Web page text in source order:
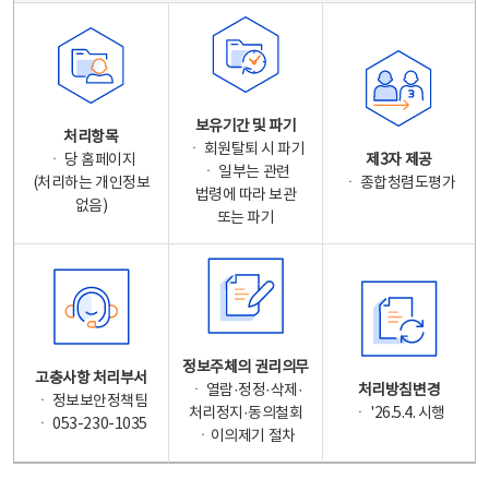
처리항목
ㆍ 당 홈페이지
(처리하는 개인정보
없음)
보유기간 및 파기
ㆍ 회원탈퇴 시 파기
ㆍ 일부는 관련
법령에 따라 보관
또는 파기
제3자 제공
ㆍ 종합청렴도평가
고충사항 처리부서
ㆍ 정보보안정책팀
ㆍ 053-230-1035
정보주체의 권리의무
ㆍ 열람·정정·삭제·
처리정지·동의철회
ㆍ이의제기 절차
처리방침변경
ㆍ '26.5.4. 시행